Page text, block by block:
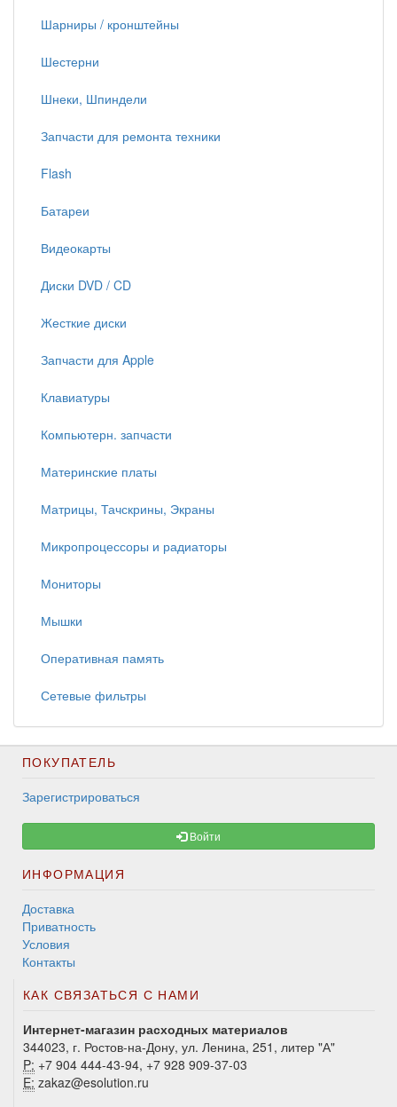
Шарниры / кронштейны
Шестерни
Шнеки, Шпиндели
Запчасти для ремонта техники
Flash
Батареи
Видеокарты
Диски DVD / CD
Жесткие диски
Запчасти для Apple
Клавиатуры
Компьютерн. запчасти
Материнские платы
Матрицы, Тачскрины, Экраны
Микропроцессоры и радиаторы
Мониторы
Мышки
Оперативная память
Сетевые фильтры
ПОКУПАТЕЛЬ
Зарегистрироваться
Войти
ИНФОРМАЦИЯ
Доставка
Приватность
Условия
Контакты
КАК СВЯЗАТЬСЯ С НАМИ
Интернет-магазин расходных материалов
344023, г. Ростов-на-Дону, ул. Ленина, 251, литер "А"
P: +7 904 444-43-94, +7 928 909-37-03
E: zakaz@esolution.ru